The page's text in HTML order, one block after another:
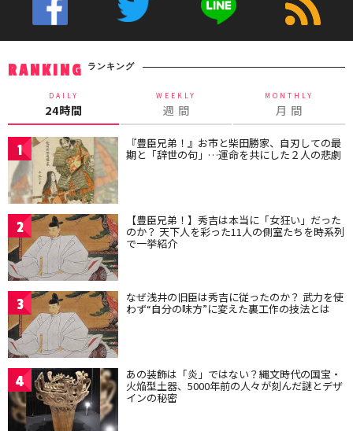
RANKING ランキング
DAILY
24時間
WEEKLY
週 間
MONTHLY
月 間
1 『豊臣兄弟！』お市と柴田勝家、自刃しての最
期と「辞世の句」…運命を共にした２人の悲劇
2 【豊臣兄弟！】秀吉は本当に「女狂い」だった
のか？ 天下人を彩った11人の側室たちを時系列
で一挙紹介
3 なぜ浅井の旧臣は秀吉に従ったのか？ 武力を使
わず“自分の味方”に変えた裏工作の技法とは
4 あの装飾は「炎」ではない？縄文時代の国宝・
火焔型土器、5000年前の人々が刻んだ謎とデザ
インの秘密